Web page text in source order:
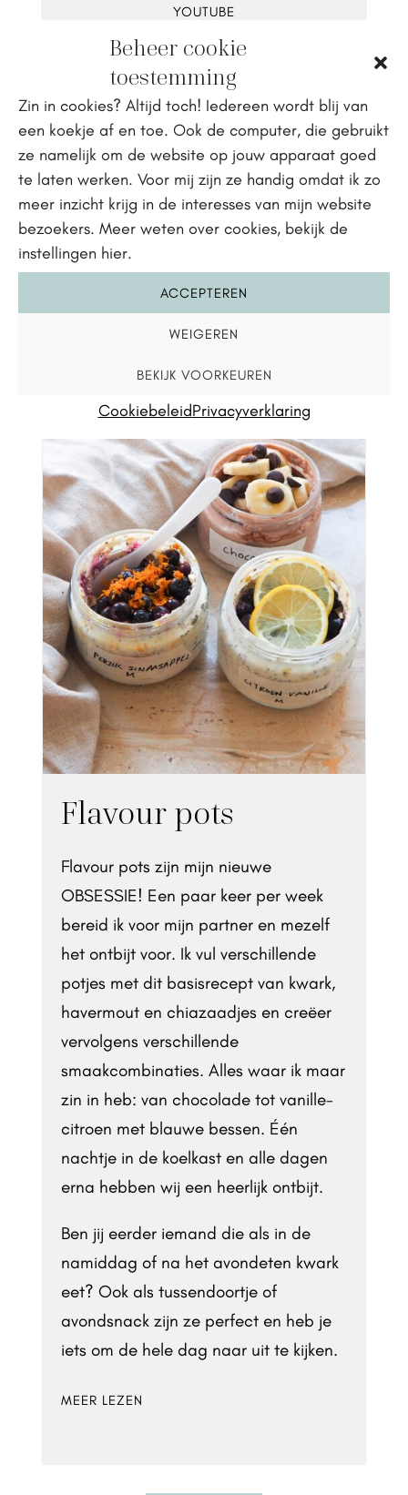
Beheer cookie
toestemming
Zin in cookies? Altijd toch! Iedereen wordt blij van
een koekje af en toe. Ook de computer, die gebruikt
ze namelijk om de website op jouw apparaat goed
te laten werken. Voor mij zijn ze handig omdat ik zo
meer inzicht krijg in de interesses van mijn website
bezoekers. Meer weten over cookies, bekijk de
instellingen hier.
ACCEPTEREN
WEIGEREN
BEKIJK VOORKEUREN
CookiebeleidPrivacyverklaring
YOUTUBE
RECEPTEN
NOG MEER LEZEN
Misschien vind je
dit ook wat?
Flavour pots
Flavour pots zijn mijn nieuwe
OBSESSIE! Een paar keer per week
bereid ik voor mijn partner en mezelf
het ontbijt voor. Ik vul verschillende
potjes met dit basisrecept van kwark,
havermout en chiazaadjes en creëer
vervolgens verschillende
smaakcombinaties. Alles waar ik maar
zin in heb: van chocolade tot vanille-
citroen met blauwe bessen. Één
nachtje in de koelkast en alle dagen
erna hebben wij een heerlijk ontbijt.
Ben jij eerder iemand die als in de
namiddag of na het avondeten kwark
eet? Ook als tussendoortje of
avondsnack zijn ze perfect en heb je
iets om de hele dag naar uit te kijken.
MEER LEZEN